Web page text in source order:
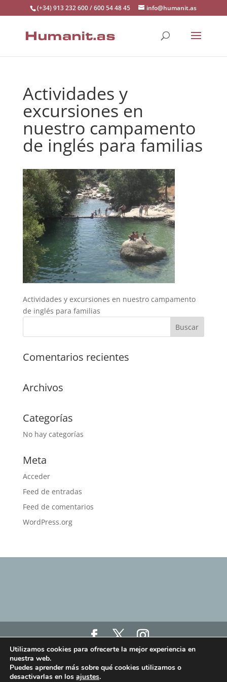
(+34) 913 232 600 / 600 54 48 45 info@humanit.as
Actividades y
excursiones en
nuestro campamento
de inglés para familias
Actividades y excursiones en nuestro campamento
de inglés para familias
Comentarios recientes
Archivos
Categorías
No hay categorías
Meta
Acceder
Feed de entradas
Feed de comentarios
WordPress.org
Haz click aquí para ver nuestro Aviso Legal, Política
de Privacidad y Política de Cookies
Haz click aquí para ver los términos y condiciones
Utilizamos cookies para ofrecerte la mejor experiencia en
nuestra web.
Puedes aprender más sobre qué cookies utilizamos o
desactivarlas en los ajustes.